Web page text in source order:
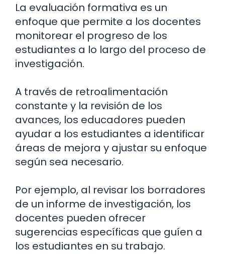
La evaluación formativa es un
enfoque que permite a los docentes
monitorear el progreso de los
estudiantes a lo largo del proceso de
investigación.
A través de retroalimentación
constante y la revisión de los
avances, los educadores pueden
ayudar a los estudiantes a identificar
áreas de mejora y ajustar su enfoque
según sea necesario.
Por ejemplo, al revisar los borradores
de un informe de investigación, los
docentes pueden ofrecer
sugerencias específicas que guíen a
los estudiantes en su trabajo.